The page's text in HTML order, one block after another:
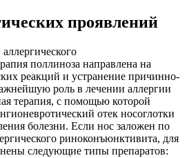
проявлений
поллиноза направлена на
реакций и устранение причинно-
роль в лечении аллергии
терапия, с помощью которой
отек носоглотки
болезни. Если нос заложен по
риноконъюнктивита, для
следующие типы препаратов: